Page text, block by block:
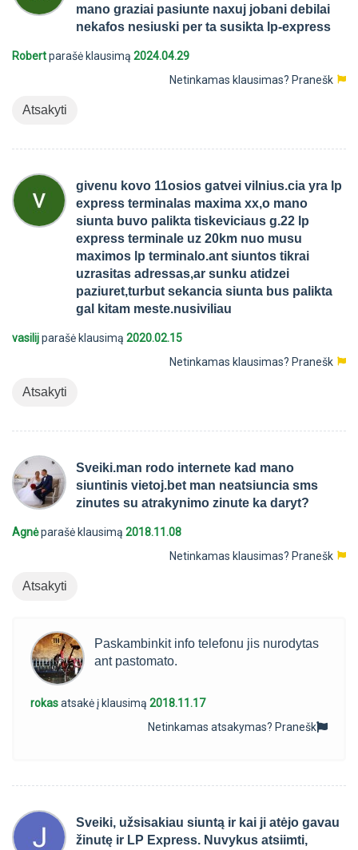
mano graziai pasiunte naxuj jobani debilai
nekafos nesiuski per ta susikta lp-express
Robertparašė klausimą 2024.04.29
Netinkamas klausimas? Pranešk
Atsakyti
givenu kovo 11osios gatvei vilnius.cia yra lp
express terminalas maxima xx,o mano
siunta buvo palikta tiskeviciaus g.22 lp
express terminale uz 20km nuo musu
maximos lp terminalo.ant siuntos tikrai
uzrasitas adressas,ar sunku atidzei
paziuret,turbut sekancia siunta bus palikta
gal kitam meste.nusiviliau
vasilijparašė klausimą 2020.02.15
Netinkamas klausimas? Pranešk
Atsakyti
Sveiki.man rodo internete kad mano
siuntinis vietoj.bet man neatsiuncia sms
zinutes su atrakynimo zinute ka daryt?
Agnėparašė klausimą 2018.11.08
Netinkamas klausimas? Pranešk
Atsakyti
Paskambinkit info telefonu jis nurodytas
ant pastomato.
rokasatsakė į klausimą 2018.11.17
Netinkamas atsakymas? Pranešk
Sveiki, užsisakiau siuntą ir kai ji atėjo gavau
žinutę ir LP Express. Nuvykus atsiimti,